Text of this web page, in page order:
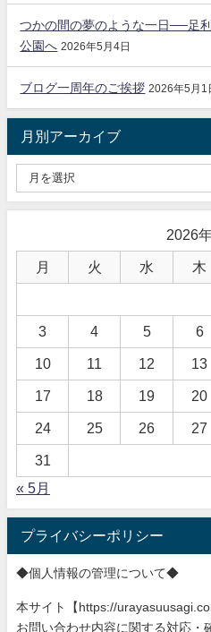
つかの間の夢のような一日──足
公園へ 2026年5月4日
ブログ一周年のご挨拶 2026年5月1
月別アーカイブ
2026
月 火 水 木
3 4 5 6
10 11 12 13
17 18 19 20
24 25 26 27
31
« 5月
プライバシーポリシー
◆個人情報の管理について◆
本サイト【https://
お問い合わせ内容に関する対応・